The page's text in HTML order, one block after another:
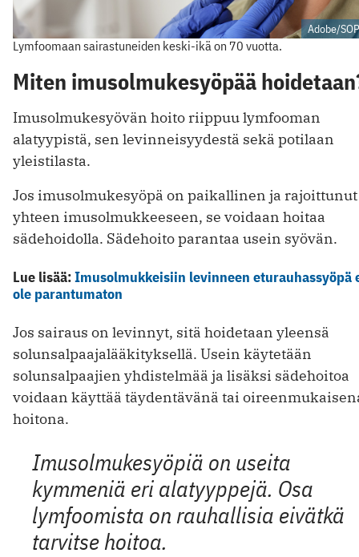
Adobe/SOP
Lymfoomaan sairastuneiden keski-ikä on 70 vuotta.
Miten imusolmukesyöpää
Imusolmukesyövän hoito riippuu lymfooman
alatyypistä, sen levinneisyydestä sekä potilaan
yleistilasta.
Jos imusolmukesyöpä on paikallinen ja rajoittunut
yhteen imusolmukkeeseen, se voidaan hoitaa
sädehoidolla. Sädehoito parantaa usein syövän.
Lue lisää:Imusolmukkeisiin levinneen eturauhassyöpä
ole parantumaton
Jos sairaus on levinnyt, sitä hoidetaan yleensä
solunsalpaajalääkityksellä. Usein käytetään
solunsalpaajien yhdistelmää ja lisäksi sädehoitoa
voidaan käyttää täydentävänä tai
hoitona.
Imusolmukesyöpiä on useita
kymmeniä eri alatyyppejä. Osa
lymfoomista on rauhallisia eivätkä
tarvitse hoitoa.